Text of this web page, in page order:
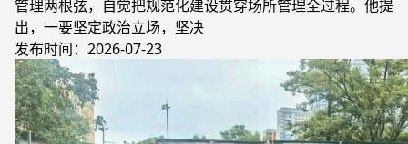
管理两根弦，自觉把规范化建设贯穿场所管理全过程。他提
出，一要坚定政治立场，坚决
发布时间：2026-07-23